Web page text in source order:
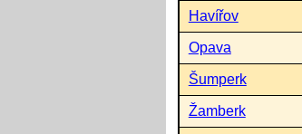
Havířov
Opava
Šumperk
Žamberk